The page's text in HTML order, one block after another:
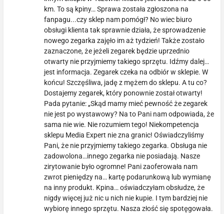
km. To są kpiny… Sprawa została zgłoszona na
fanpagu...czy sklep nam pomógł? No wiec biuro
obsługi klienta tak sprawnie działa, że sprowadzenie
nowego zegarka zajęło im aż tydzień! Także zostało
zaznaczone, że jeżeli zegarek będzie uprzednio
otwarty nie przyjmiemy takiego sprzętu. Idźmy dalej…
jest informacja. Zegarek czeka na odbiór w sklepie. W
końcu! Szczęśliwa, jadę z mężem do sklepu. A tu co?
Dostajemy zegarek, który ponownie został otwarty!
Pada pytanie: „Skąd mamy mieć pewność że zegarek
nie jest po wystawowy? Na to Pani nam odpowiada, że
sama nie wie. Nie rozumiem tego! Niekompetencja
sklepu Media Expert nie zna granic! Oświadczyliśmy
Pani, że nie przyjmiemy takiego zegarka. Obsługa nie
zadowolona…innego zegarka nie posiadają. Nasze
zirytowanie było ogromne! Pani zaoferowała nam
zwrot pieniędzy na… kartę podarunkową lub wymianę
na inny produkt. Kpina… oświadczyłam obsłudze, że
nigdy więcej już nic u nich nie kupie. I tym bardziej nie
wybiorę innego sprzętu. Nasza złość się spotęgowała.